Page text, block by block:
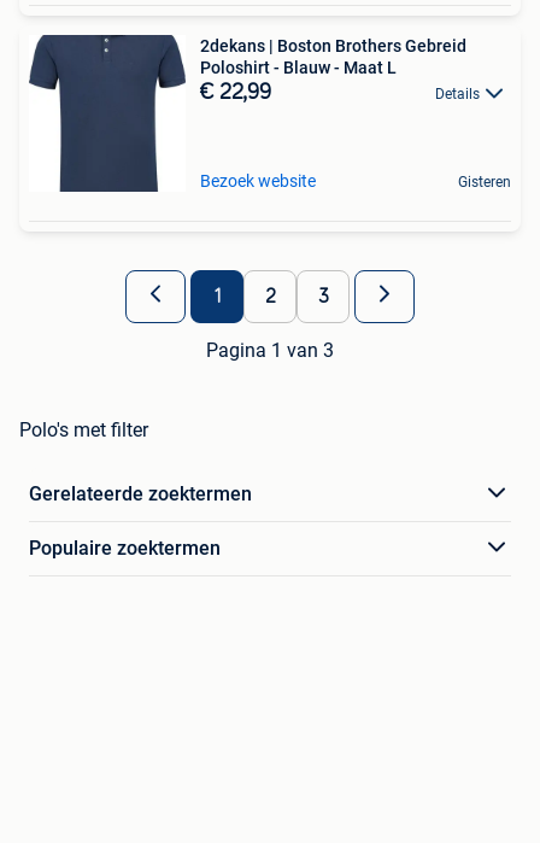
2dekans | Boston Brothers Gebreid
Poloshirt - Blauw - Maat L
€ 22,99 Details
Bezoek website Gisteren
1 2 3
Pagina 1 van 3
Polo's met filter
Gerelateerde zoektermen
Populaire zoektermen